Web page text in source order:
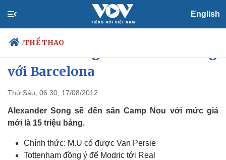
English
/THỂ THAO
Chính trị
Đảng
Tổ chức nhân sự
Nhận diện sự thật
Tin 24h
Dấu ấn VOV
Việc làm
với Barcelona
Thứ Sáu, 06:30, 17/08/2012
Alexander Song sẽ đến sân Camp Nou với mức giá
mới là 15 triệu bảng.
Chính thức: M.U có được Van Persie
Tottenham đồng ý để Modric tới Real